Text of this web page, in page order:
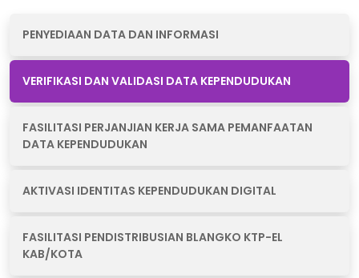
PENYEDIAAN DATA DAN INFORMASI
VERIFIKASI DAN VALIDASI DATA KEPENDUDUKAN
FASILITASI PERJANJIAN KERJA SAMA PEMANFAATAN
DATA KEPENDUDUKAN
AKTIVASI IDENTITAS KEPENDUDUKAN DIGITAL
FASILITASI PENDISTRIBUSIAN BLANGKO KTP-EL
KAB/KOTA